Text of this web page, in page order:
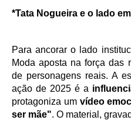
*Tata Nogueira e o lado
Para ancorar o lado
Moda aposta na força das
de personagens reais. A
ação de 2025 é a
protagoniza um vídeo
ser mãe". O material,